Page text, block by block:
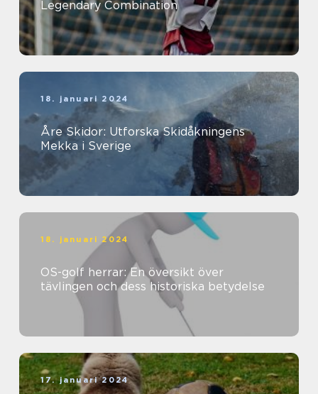
Legendary Combination
18. januari 2024
Åre Skidor: Utforska Skidåkningens
Mekka i Sverige
18. januari 2024
OS-golf herrar: En översikt över
tävlingen och dess historiska betydelse
17. januari 2024